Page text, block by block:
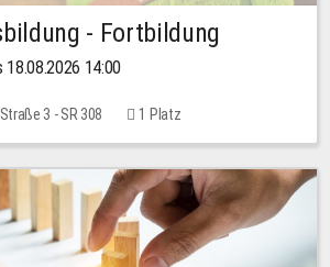
- Fortbildung
18.08.2026 14:00
3 - SR 308 1 Platz